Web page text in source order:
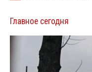
Главное сегодня